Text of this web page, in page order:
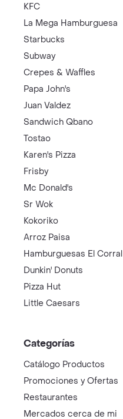
KFC
La Mega Hamburguesa
Starbucks
Subway
Crepes & Waffles
Papa John's
Juan Valdez
Sandwich Qbano
Tostao
Karen's Pizza
Frisby
Mc Donald's
Sr Wok
Kokoriko
Arroz Paisa
Hamburguesas El Corral
Dunkin' Donuts
Pizza Hut
Little Caesars
Categorías
Catálogo Productos
Promociones y Ofertas
Restaurantes
Mercados cerca de mi